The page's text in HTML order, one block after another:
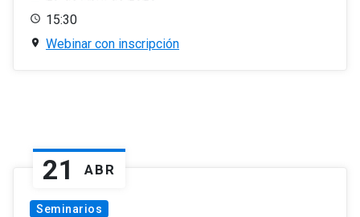
15:30
Webinar con inscripción
21 ABR
Seminarios